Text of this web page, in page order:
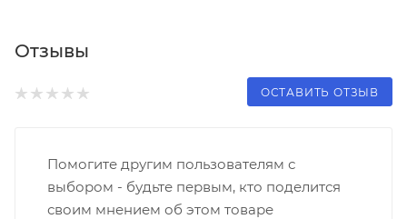
Отзывы
ОСТАВИТЬ ОТЗЫВ
Помогите другим пользователям с
выбором - будьте первым, кто поделится
своим мнением об этом товаре